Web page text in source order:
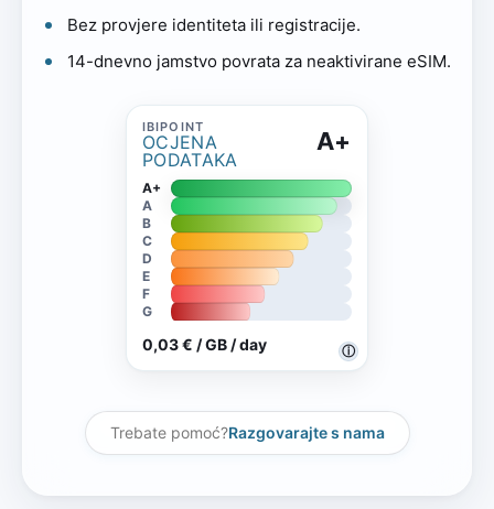
Bez provjere identiteta ili registracije.
14-dnevno jamstvo povrata za neaktivirane eSIM.
OCJENA
PODATAKA
ⓘ
A+
A+
A
B
C
D
E
F
G
0,03 € / GB / day
Trebate pomoć?Razgovarajte s nama